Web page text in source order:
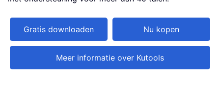
Gratis downloaden Nu kopen
Meer informatie over Kutools